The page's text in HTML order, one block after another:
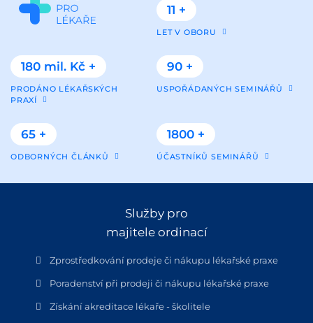
11 +
LET V OBORU
180 mil. Kč +
PRODÁNO LÉKAŘSKÝCH
PRAXÍ
90 +
USPOŘÁDANÝCH SEMINÁŘŮ
65 +
ODBORNÝCH ČLÁNKŮ
1800 +
ÚČASTNÍKŮ SEMINÁŘŮ
Služby pro
majitele ordinací
Zprostředkování prodeje či nákupu lékařské praxe
Poradenství při prodeji či nákupu lékařské praxe
Získání akreditace lékaře - školitele